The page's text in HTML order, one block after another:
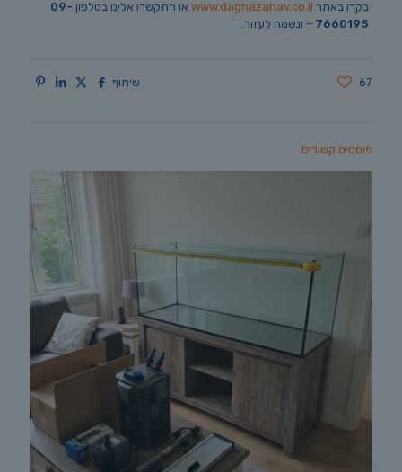
בקרו באתר www.daghazahav.co.ilאו התקשרו אלינו בטלפון 09-
7660195 – ונשמח לעזור.
שיתוף 67
פוסטים קשורים